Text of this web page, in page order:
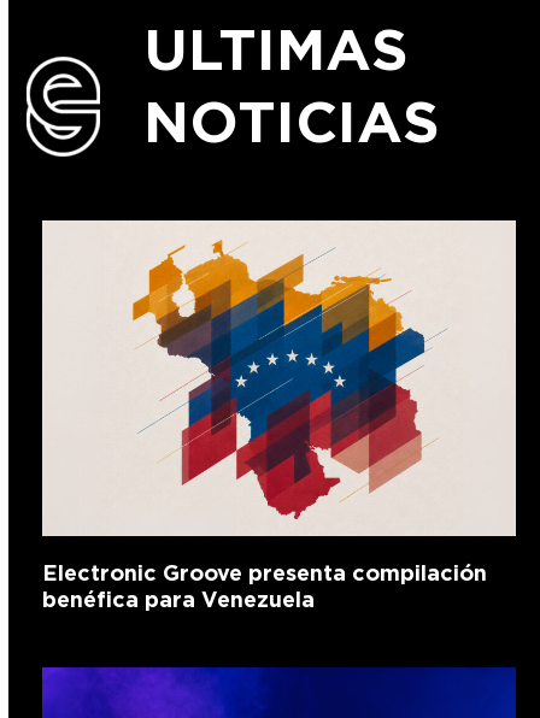
ULTIMAS
NOTICIAS
Electronic Groove presenta compilación
benéfica para Venezuela